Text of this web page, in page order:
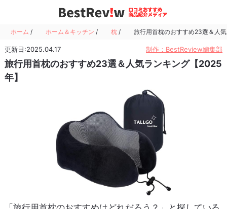
ホーム / ホーム＆キッチン / 枕 / 旅行用首枕のおすすめ23選＆人
更新日:2025.04.17 制作：BestReview編集部
旅行用首枕のおすすめ23選＆人気ランキング【2025
年】